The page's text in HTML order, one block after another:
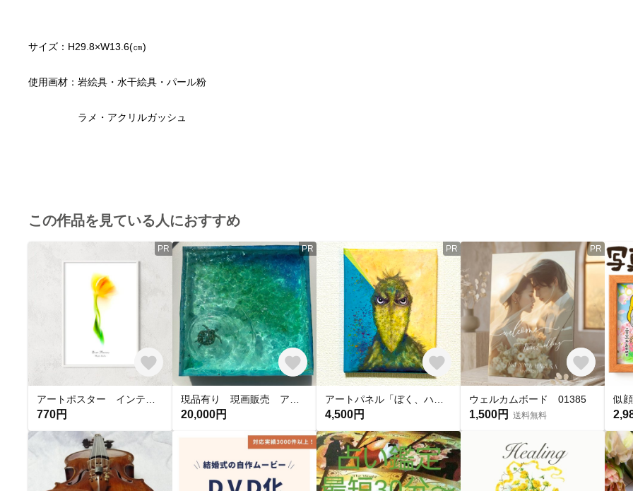
ラメ・アクリルガッシュ
この作品を見ている人におすすめ
PR
770円
PR
20,000円
PR
4,500円
PR
ウェルカムボード 01385
1,500円 送料無料